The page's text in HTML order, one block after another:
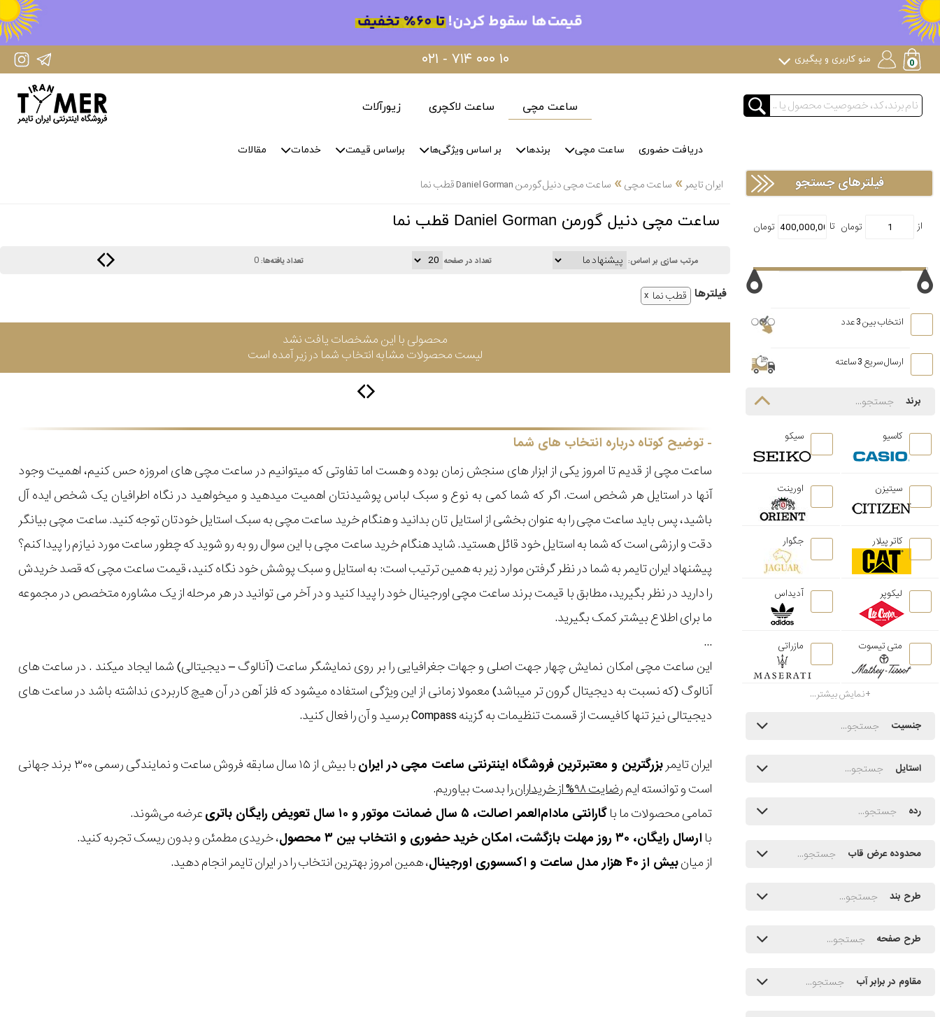
IranTimer Instagram Page ۰۲۱ - ۷۱۴ ۰۰۰ ۱۰ منو کاربری و پیگیری
ساعت مچی ساعت لاکچری زیورآلات
دریافت حضوری ساعت مچی برندها بر اساس ویژگی‌ها براساس قیمت خدمات مقالات
ایران تایمر » ساعت مچی» ساعت مچی دنیل گورمن Daniel Gorman قطب نما
ساعت مچی دنیل گورمن Daniel Gorman قطب نما
مرتب سازی بر اساس: تعداد در صفحه تعداد یافته‌ها:0
فیلتر‌ها قطب نما
محصولی با این مشخصات یافت نشد
لیست محصولات مشابه انتخاب شما در زیر آمده است
توضیح کوتاه درباره انتخاب های شما
ساعت مچی از قدیم تا امروز یکی از ابزار های سنجش زمان بوده و هست اما تفاوتی که میتوانیم در ساعت مچی های امروزه حس کنیم، اهمیت وجود
آنها در استایل هر شخص است. اگر که شما کمی به نوع و سبک لباس پوشیدنتان اهمیت میدهید و میخواهید در نگاه اطرافیان یک شخص ایده آل
باشید، پس باید ساعت مچی را به عنوان بخشی از استایل تان بدانید و هنگام خرید ساعت مچی به سبک استایل خودتان توجه کنید. ساعت مچی بیانگر
دقت و ارزشی است که شما به استایل خود قائل هستید. شاید هنگام خرید ساعت مچی با این سوال رو به رو شوید که چطور ساعت مورد نیازم را پیدا کنم؟
پیشنهاد ایران تایمر به شما در نظر گرفتن موارد زیر به همین ترتیب است: به استایل و سبک پوشش خود نگاه کنید، قیمت ساعت مچی که قصد خریدش
را دارید در نظر بگیرید، مطابق با قیمت برند ساعت مچی اورجینال خود را پیدا کنید و در آخر می توانید در هر مرحله از یک مشاوره متخصص در مجموعه
ما برای اطلاع بیشتر کمک بگیرید.
...
این ساعت مچی امکان نمایش چهار جهت اصلی و جهات جغرافیایی را بر روی نمایشگر ساعت (آنالوگ – دیجیتالی) شما ایجاد میکند . در ساعت های
آنالوگ (که نسبت به دیجیتال گرون تر میباشد) معمولا زمانی از این ویژگی استفاده میشود که فلز آهن در آن هیچ کاربردی نداشته باشد در ساعت های
دیجیتالی نیز تنها کافیست از قسمت تنظیمات به گزینه Compass برسید و آن را فعال کنید.
ایران تایمربزرگترین و معتبرترین فروشگاه اینترنتی ساعت مچی در ایران
با بیش از ۱۵ سال سابقه فروش ساعت و نمایندگی رسمی ۳۰۰ برند جهانی
است و توانسته ایمرضایت ۹۸% از خریداران
را بدست بیاوریم.
تمامی محصولات ما باگارانتی مادام‌العمر اصالت، ۵ سال ضمانت موتور و ۱۰ سال تعویض رایگان باتری
عرضه می‌شوند.
باارسال رایگان، ۳۰ روز مهلت بازگشت، امکان خرید حضوری و انتخاب بین ۳ محصول
، خریدی مطمئن و بدون ریسک تجربه کنید.
از میانبیش از ۴۰ هزار مدل ساعت و اکسسوری اورجینال ، همین امروز بهترین انتخاب را در ایران تایمر انجام دهید.
فیلترهای جستجو
انتخاب بین 3 عدد
ارسال سریع 3 ساعته
برند
کاسیو سیکو
سیتیزن اورینت
کاتر پیلار جگوار
لیکوپر آدیداس
متی تیسوت مازراتی
نمایش بیشتر...
جنسیت
استایل
رده
محدوده عرض قاب
طرح بند
طرح صفحه
مقاوم در برابر آب